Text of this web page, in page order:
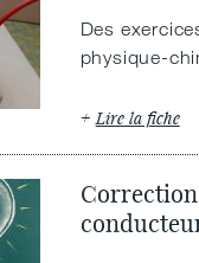
Des
physique-
Lire la fiche